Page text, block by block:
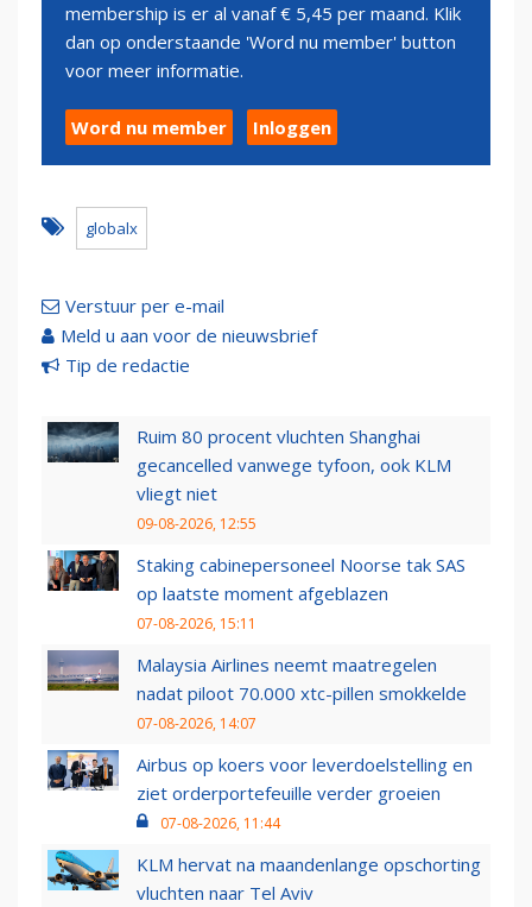
membership is er al vanaf € 5,45 per maand. Klik
dan op onderstaande 'Word nu member' button
voor meer informatie.
Word nu member Inloggen
globalx
Verstuur per e-mail
Meld u aan voor de nieuwsbrief
Tip de redactie
Ruim 80 procent vluchten Shanghai
gecancelled vanwege tyfoon, ook KLM
vliegt niet
09-08-2026, 12:55
Staking cabinepersoneel Noorse tak SAS
op laatste moment afgeblazen
07-08-2026, 15:11
Malaysia Airlines neemt maatregelen
nadat piloot 70.000 xtc-pillen smokkelde
07-08-2026, 14:07
Airbus op koers voor leverdoelstelling en
ziet orderportefeuille verder groeien
07-08-2026, 11:44
KLM hervat na maandenlange opschorting
vluchten naar Tel Aviv